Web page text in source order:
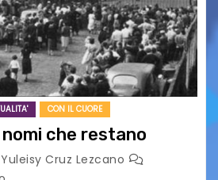
CON IL CUORE
che restano
Yuleisy Cruz Lezcano